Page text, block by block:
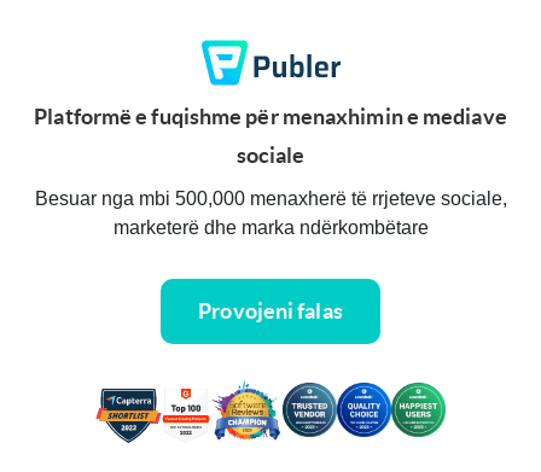
Platformë e fuqishme për menaxhimin e mediave
sociale
Besuar nga mbi 500,000 menaxherë të rrjeteve sociale,
marketerë dhe marka ndërkombëtare
Provojeni falas